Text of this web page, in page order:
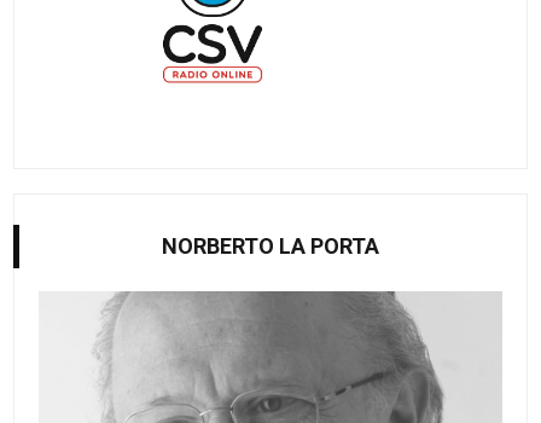
NORBERTO LA PORTA